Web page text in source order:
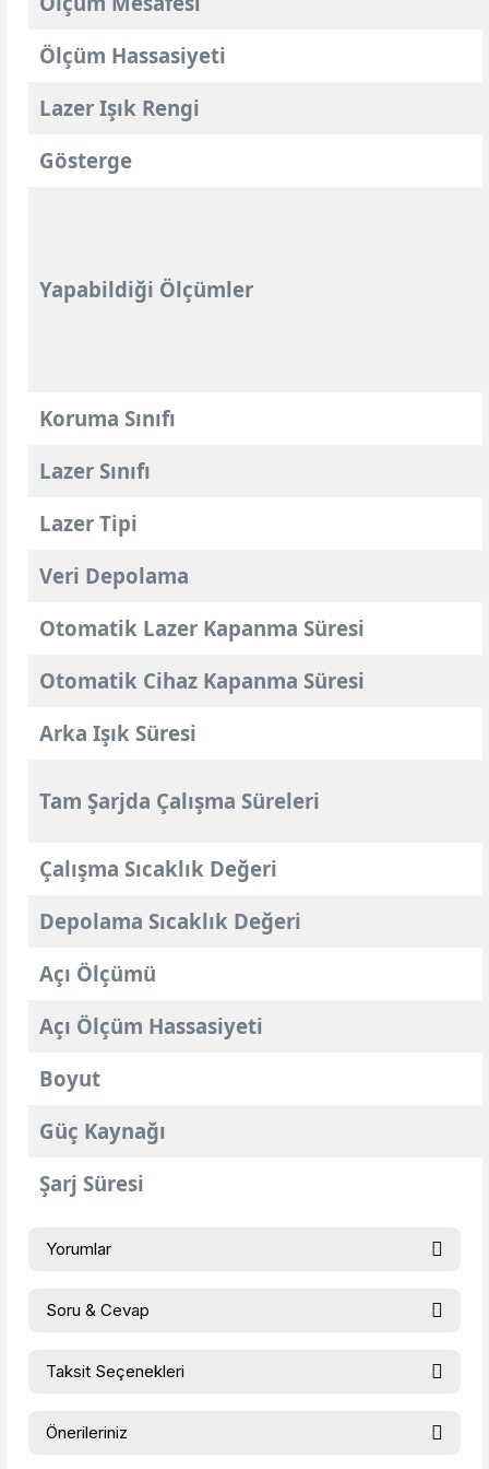
Ölçüm Hassasiyeti
Lazer Işık Rengi
Gösterge
Yapabildiği Ölçümler
Koruma Sınıfı
Lazer Sınıfı
Lazer Tipi
Veri Depolama
Otomatik Lazer Kapanma Süresi
Otomatik Cihaz Kapanma Süresi
Arka Işık Süresi
Tam Şarjda Çalışma Süreleri
Çalışma Sıcaklık Değeri
Depolama Sıcaklık Değeri
Açı Ölçümü
Açı Ölçüm Hassasiyeti
Boyut
Güç Kaynağı
Şarj Süresi
Yorumlar
Soru & Cevap
Taksit Seçenekleri
Önerileriniz